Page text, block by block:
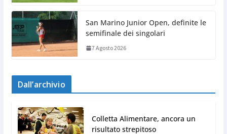
San Marino Junior Open, definite le
semifinale dei singolari
7 Agosto 2026
Dall’archivio
Colletta Alimentare, ancora un
risultato strepitoso